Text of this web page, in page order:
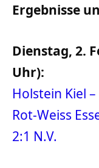
Ergebnisse
Dienstag, 2.
Uhr):
Holstein Kiel
Rot-Weiss
2:1 N.V.